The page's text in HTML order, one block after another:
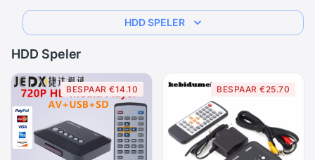
HDD SPELER
HDD Speler
BESPAAR €14.10 BESPAAR €25.70